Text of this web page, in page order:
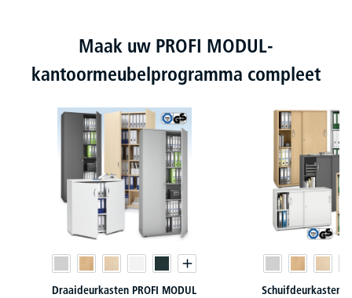
Productgalerij overslaanMaak uw PROFI MODUL-
kantoormeubelprogramma compleet
Draaideurkasten PROFI MODUL Schuifdeurkasten